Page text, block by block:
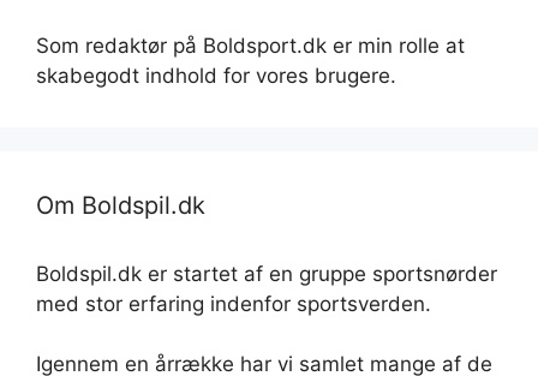
Som redaktør på Boldsport.dk er min rolle at
skabegodt indhold for vores brugere.
Om Boldspil.dk
Boldspil.dk er startet af en gruppe sportsnørder
med stor erfaring indenfor sportsverden.
Igennem en årrække har vi samlet mange af de